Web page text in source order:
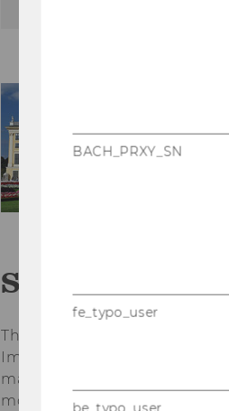
Sightseeing in
There is much to see: From
Imperial Palace to the Art
magnificent baroque palace
modern architecture at the
BACH_PRXY_SN
fe_typo_user
be_typo_user